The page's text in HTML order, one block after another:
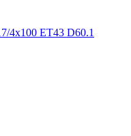
4x100 ET43 D60.1